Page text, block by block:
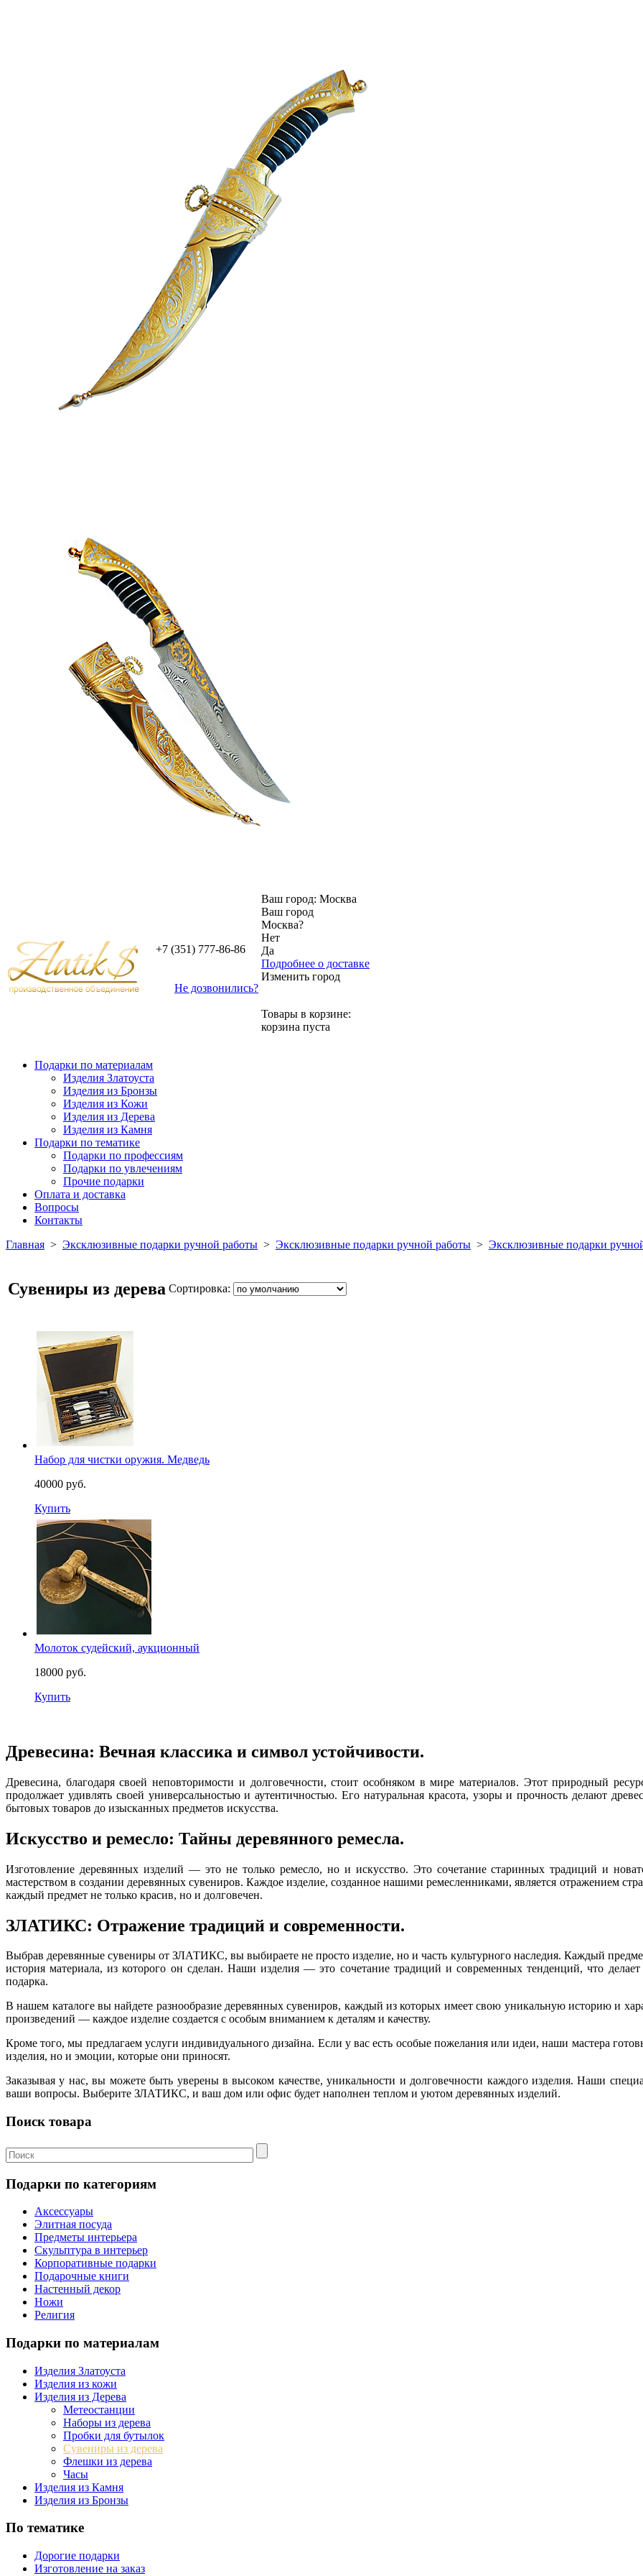
+7 (351) 777-86-86
Не дозвонились?
Ваш город: Москва
Ваш город
Москва?
Нет
Да
Подробнее о доставке
Изменить город
Товары в корзине:
корзина пуста
Подарки по материалам
Изделия Златоуста
Изделия из Бронзы
Изделия из Кожи
Изделия из Дерева
Изделия из Камня
Подарки по тематике
Подарки по профессиям
Подарки по увлечениям
Прочие подарки
Оплата и доставка
Вопросы
Контакты
Главная > Эксклюзивные подарки ручной работы > Эксклюзивные подарки ручной работы > Эксклюзивные подарки
Сувениры из дерева Сортировка:
Набор для чистки оружия. Медведь
40000 руб.
Купить
Молоток судейский, аукционный
18000 руб.
Купить
Древесина: Вечная классика и символ устойчивости.
Древесина, благодаря своей неповторимости и долговечности, стоит особняком в мире материалов. Этот природный
продолжает удивлять своей универсальностью и аутентичностью. Его натуральная красота, узоры и прочность делают
бытовых товаров до изысканных предметов искусства.
Искусство и ремесло: Тайны деревянного ремесла.
Изготовление деревянных изделий — это не только ремесло, но и искусство. Это сочетание старинных традиций и
мастерством в создании деревянных сувениров. Каждое изделие, созданное нашими ремесленниками, является отражением
каждый предмет не только красив, но и долговечен.
ЗЛАТИКС: Отражение традиций и современности.
Выбрав деревянные сувениры от ЗЛАТИКС, вы выбираете не просто изделие, но и часть культурного наследия. Каждый
история материала, из которого он сделан. Наши изделия — это сочетание традиций и современных тенденций, что
подарка.
В нашем каталоге вы найдете разнообразие деревянных сувениров, каждый из которых имеет свою уникальную историю и
произведений — каждое изделие создается с особым вниманием к деталям и качеству.
Кроме того, мы предлагаем услуги индивидуального дизайна. Если у вас есть особые пожелания или идеи, наши мастера
изделия, но и эмоции, которые они приносят.
Заказывая у нас, вы можете быть уверены в высоком качестве, уникальности и долговечности каждого изделия. Наши
ваши вопросы. Выберите ЗЛАТИКС, и ваш дом или офис будет наполнен теплом и уютом деревянных изделий.
Поиск товара
Подарки по категориям
Аксессуары
Элитная посуда
Предметы интерьера
Скульптура в интерьер
Корпоративные подарки
Подарочные книги
Настенный декор
Ножи
Религия
Подарки по материалам
Изделия Златоуста
Изделия из кожи
Изделия из Дерева
Метеостанции
Наборы из дерева
Пробки для бутылок
Сувениры из дерева
Флешки из дерева
Часы
Изделия из Камня
Изделия из Бронзы
По тематике
Дорогие подарки
Изготовление на заказ